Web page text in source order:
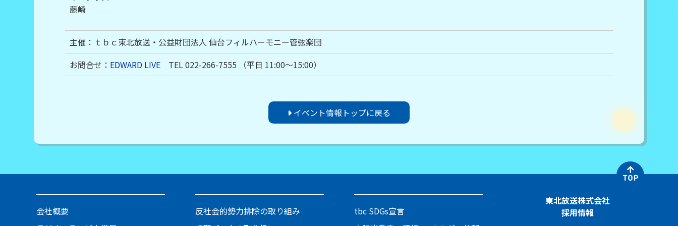
藤崎
主催：ｔｂｃ東北放送・公益財団法人 仙台フィルハーモニー管弦楽団
お問合せ： EDWARD LIVETEL 022-266-7555 （平日 11:00～15:00）
イベント情報トップに戻る
会社概要
反社会的勢力排除の取り組み
tbc SDGs宣言
東北放送株式会社
採用情報